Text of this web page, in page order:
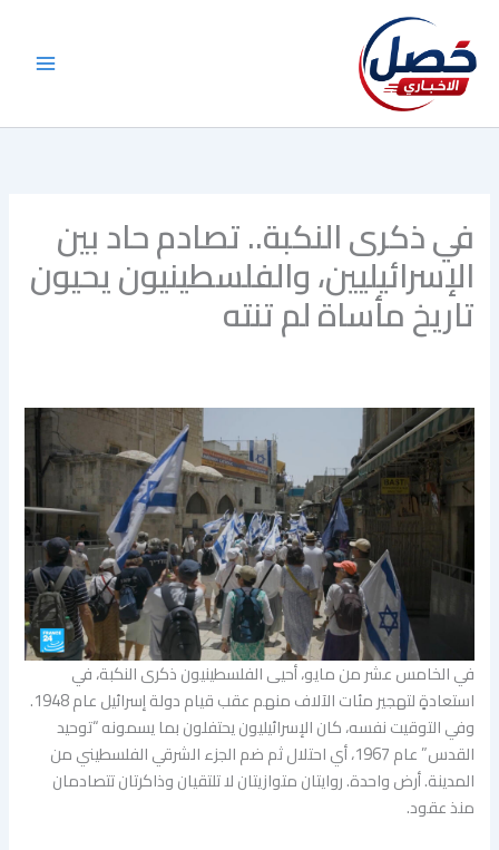
المحتوى
في ذكرى النكبة.. تصادم حاد بين
الإسرائيليين، والفلسطينيون يحيون
تاريخ مأساة لم تنته
في الخامس عشر من مايو، أحيى الفلسطينيون ذكرى النكبة، في
استعادةٍ لتهجير مئات الآلاف منهم عقب قيام دولة إسرائيل عام 1948.
وفي التوقيت نفسه، كان الإسرائيليون يحتفلون بما يسمونه “توحيد
القدس” عام 1967، أي احتلال ثم ضم الجزء الشرقي الفلسطيني من
المدينة. أرض واحدة. روايتان متوازيتان لا تلتقيان وذاكرتان تتصادمان
منذ عقود.